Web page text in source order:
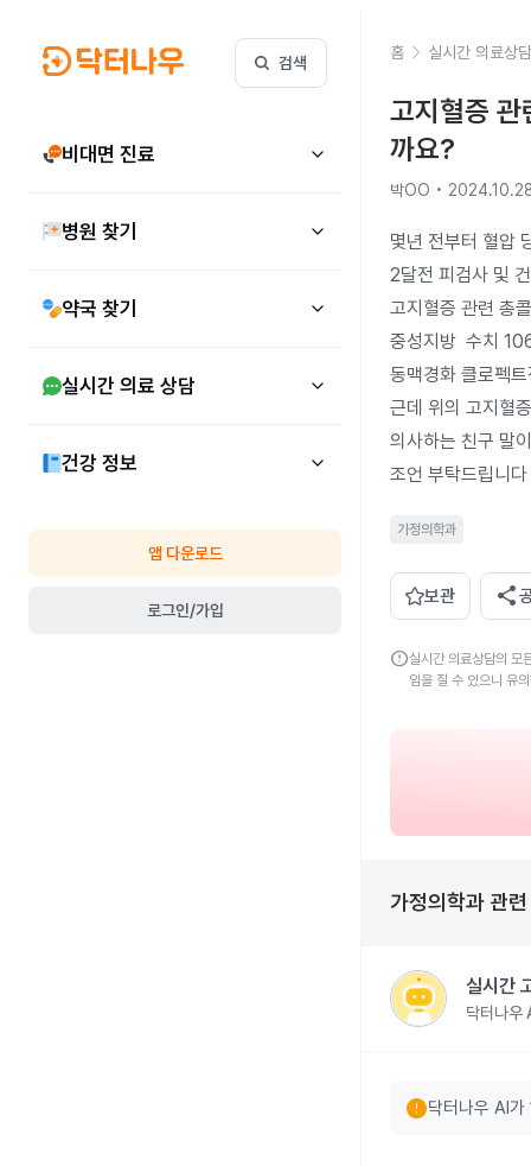
검색
비대면 진료
병원 찾기
약국 찾기
실시간 의료 상담
건강 정보
앱 다운로드
로그인/가입
홈 실시간 의료상담
고지혈증
까요?
박OO •
몇년 전부터 혈압
2달전 피검사 및
고지혈증 관련 총콜레스테롤 수치는
중성지방	수치 106  저밀도 콜레스테롤 LDL 수치 69 나왔는데 내과의사로부터 기존 처방받던 혈압약 레보텐션정
동맥경화 클로펙
근데 위의 고지혈
의사하는 친구 말
조언 부탁드립니다
가정의학과
보관 share
error실시간 의료상담의 모
임을 질 수 있으니 유
가정의학과 관련
실시간
닥터나우
error닥터나우 AI